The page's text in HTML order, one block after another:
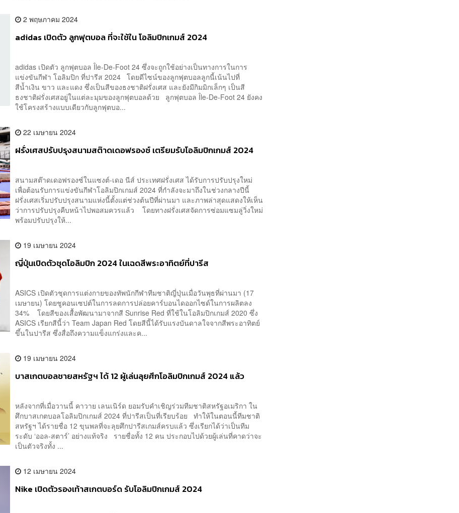
2 พฤษภาคม 2024
adidas เปิดตัว ลูกฟุตบอล ที่จะใช้ใน โอลิมปิกเกมส์ 2024
adidas เปิดตัว ลูกฟุตบอล Île-De-Foot 24 ซึ่งจะถูกใช้อย่างเป็นทางการในการ
แข่งขันกีฬา โอลิมปิก ที่ปารีส 2024 โดยดีไซน์ของลูกฟุตบอลลูกนี้เน้นไปที่
สีน้ำเงิน ขาว และแดง ซึ่งเป็นสีของธงชาติฝรั่งเศส และยังมีกิมมิกเล็กๆ เป็นสี
ธงชาติฝรั่งเศสอยู่ในแต่ละมุมของลูกฟุตบอลด้วย ลูกฟุตบอล Île-De-Foot 24 ยังคง
ใช้โครงสร้างแบบเดียวกับลูกฟุตบอ...
22 เมษายน 2024
ฝรั่งเศสปรับปรุงสนามสต๊าดเดอฟรองซ์ เตรียมรับโอลิมปิกเกมส์ 2024
สนามสต๊าดเดอฟรองซ์ในแซงต์-เดอ นีส์ ประเทศฝรั่งเศส ได้รับการปรับปรุงใหม่
เพื่อต้อนรับการแข่งขันกีฬาโอลิมปิกเกมส์ 2024 ที่กำลังจะมาถึงในช่วงกลางปีนี้
ฝรั่งเศสเริ่มปรับปรุงสนามแห่งนี้ตั้งแต่ช่วงต้นปีที่ผ่านมา และภาพล่าสุดแสดงให้เห็น
ว่าการปรับปรุงคืบหน้าไปพอสมควรแล้ว โดยทางฝรั่งเศสจัดการซ่อมแซมลู่วิ่งใหม่
พร้อมปรับปรุงให้...
19 เมษายน 2024
ญี่ปุ่นเปิดตัวชุดโอลิมปิก 2024 ในเฉดสีพระอาทิตย์ที่ปารีส
ASICS เปิดตัวชุดการแต่งกายของทัพนักกีฬาทีมชาติญี่ปุ่นเมื่อวันพุธที่ผ่านมา (17
เมษายน) โดยชูคอนเซปต์ในการลดการปล่อยคาร์บอนไดออกไซด์ในการผลิตลง
34% โดยสีของเสื้อพัฒนามาจากสี Sunrise Red ที่ใช้ในโอลิมปิกเกมส์ 2020 ซึ่ง
ASICS เรียกสีนี้ว่า Team Japan Red โดยสีนี้ได้รับแรงบันดาลใจจากสีพระอาทิตย์
ขึ้นในปารีส ซึ่งสื่อถึงความแข็งแกร่งและค...
19 เมษายน 2024
บาสเกตบอลชายสหรัฐฯ ได้ 12 ผู้เล่นลุยศึกโอลิมปิกเกมส์ 2024 แล้ว
หลังจากที่เมื่อวานนี้ คาวาย เลนเนิร์ด ยอมรับคำเชิญร่วมทีมชาติสหรัฐอเมริกา ใน
ศึกบาสเกตบอลโอลิมปิกเกมส์ 2024 ที่ปารีสเป็นที่เรียบร้อย ทำให้ในตอนนี้ทีมชาติ
สหรัฐฯ ได้รายชื่อ 12 ขุนพลที่จะลุยศึกปารีสเกมส์ครบแล้ว ซึ่งเรียกได้ว่าเป็นทีม
ระดับ ‘ออล-สตาร์’ อย่างแท้จริง รายชื่อทั้ง 12 คน ประกอบไปด้วยผู้เล่นที่คาดว่าจะ
เป็นตัวจริงทั้ง ...
12 เมษายน 2024
Nike เปิดตัวรองเท้าสเกตบอร์ด รับโอลิมปิกเกมส์ 2024